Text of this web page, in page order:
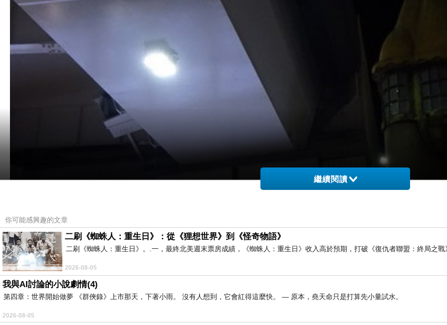
繼續閱讀
你可能感興趣的文章
二刷《蜘蛛人：重生日》：從《狸想世界》到《怪奇物語》
二刷《蜘蛛人：重生日》。.一，最終北美週末票房成績，《蜘蛛人：重生日》收入高於預期，打破《復仇者聯盟：終局之戰
2026-08-05
我與AI討論的小說劇情(4)
第四章：世界開始做夢 《群俠錄》上市那天，下著小雨。 沒有人想到，它會紅得這麼快。 — 原本，堯天命只是打算先小量試水。
2026-08-05